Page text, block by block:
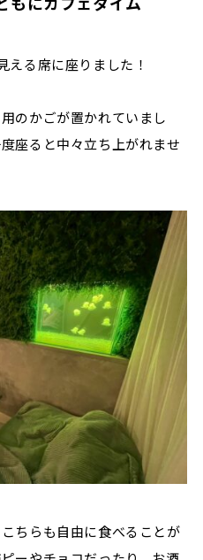
える席に座りました！
のかごが置かれていまし
座ると中々立ち上がれませ
ちらも自由に食べることが